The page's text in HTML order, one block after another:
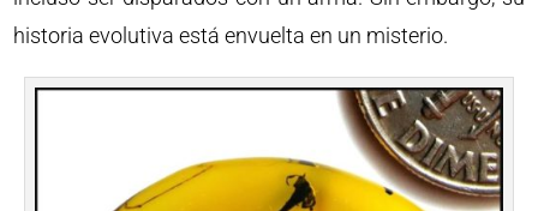
historia evolutiva está envuelta en un misterio.